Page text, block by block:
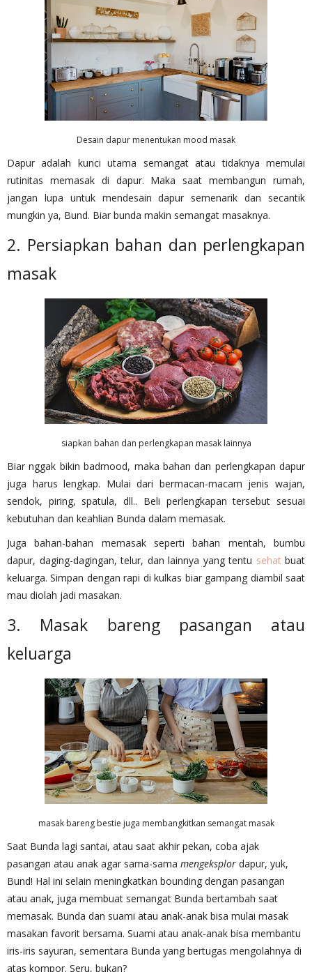
Desain dapur menentukan mood masak
Dapur adalah kunci utama semangat atau tidaknya memulai
rutinitas memasak di dapur. Maka saat membangun rumah,
jangan lupa untuk mendesain dapur semenarik dan secantik
mungkin ya, Bund. Biar bunda makin semangat masaknya.
2. Persiapkan bahan dan perlengkapan
masak
siapkan bahan dan perlengkapan masak lainnya
Biar nggak bikin badmood, maka bahan dan perlengkapan dapur
juga harus lengkap. Mulai dari bermacan-macam jenis wajan,
sendok, piring, spatula, dll.. Beli perlengkapan tersebut sesuai
kebutuhan dan keahlian Bunda dalam memasak.
Juga bahan-bahan memasak seperti bahan mentah, bumbu
dapur, daging-dagingan, telur, dan lainnya yang tentu sehatbuat
keluarga. Simpan dengan rapi di kulkas biar gampang diambil saat
mau diolah jadi masakan.
3. Masak bareng pasangan atau
keluarga
masak bareng bestie juga membangkitkan semangat masak
Saat Bunda lagi santai, atau saat akhir pekan, coba ajak
pasangan atau anak agar sama-sama mengeksplor dapur, yuk,
Bund! Hal ini selain meningkatkan bounding dengan pasangan
atau anak, juga membuat semangat Bunda bertambah saat
memasak. Bunda dan suami atau anak-anak bisa mulai masak
masakan favorit bersama. Suami atau anak-anak bisa membantu
iris-iris sayuran, sementara Bunda yang bertugas mengolahnya di
atas kompor. Seru, bukan?